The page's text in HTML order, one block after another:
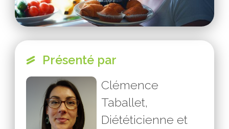
Présenté par
Clémence
Taballet,
Diététicienne et